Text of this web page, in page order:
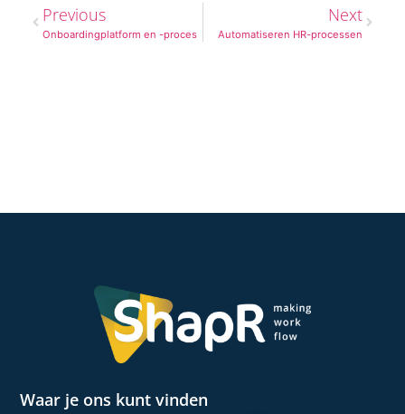
Previous
Onboardingplatform en -proces
Next
Automatiseren HR-processen
Waar je ons kunt vinden